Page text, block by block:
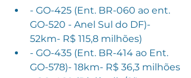
- GO-425 (Ent. BR-060 ao ent.
GO-520 - Anel Sul do DF)-
52km- R$ 115,8 milhões)
- GO-435 (Ent. BR-414 ao Ent.
GO-578)- 18km- R$ 36,3 milhões